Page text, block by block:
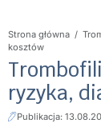
Strona główna /
kosztów
ryzyka,
Publikacja: